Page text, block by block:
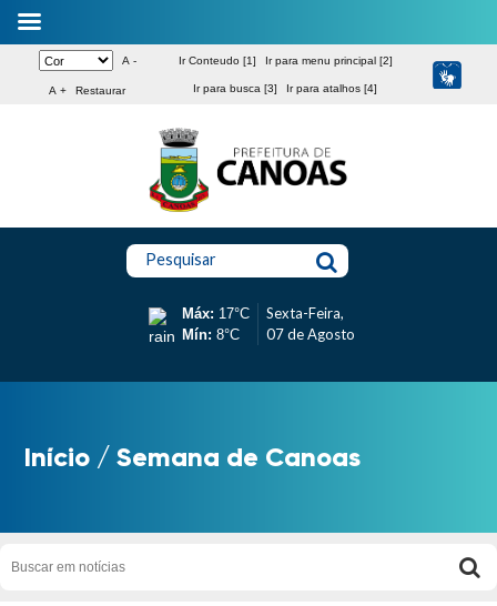
A -
A + Restaurar
Ir Conteudo [1] Ir para menu principal [2]
Ir para busca [3] Ir para atalhos [4]
Pesquisar
Máx: 17°C
Mín: 8°C
Sexta-Feira,
07 de Agosto
Início /Semana de Canoas